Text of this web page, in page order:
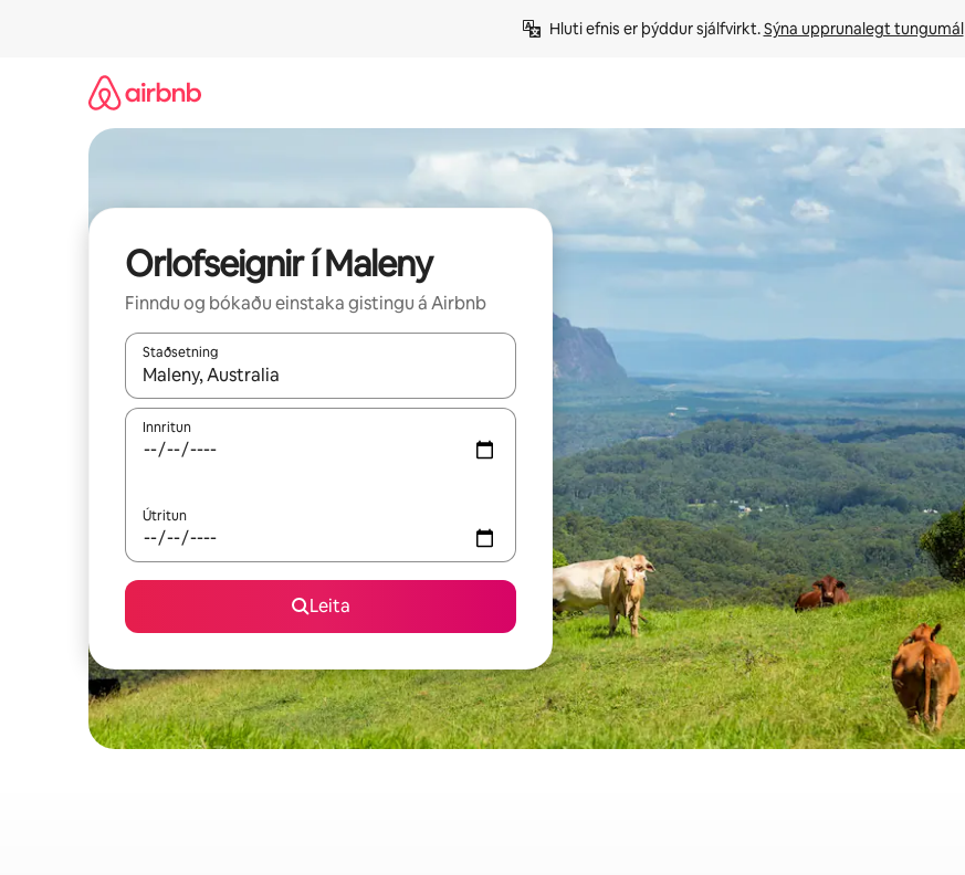
Hluti efnis er þýddur sjálfvirkt. Sýna upprunalegt tungumál
Orlofseignir í Maleny
Finndu og bókaðu einstaka gistingu á Airbnb
Staðsetning
Þegar niðurstöður liggja fyrir skaltu nota upp og niður örvalyklana eða skoða með því að snerta eða strjúka.
Innritun
Útritun
Leita